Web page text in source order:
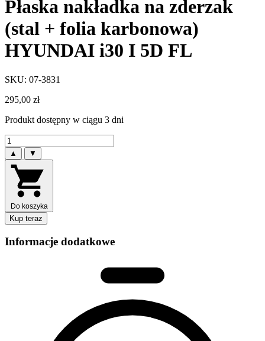
Płaska nakładka na zderzak
(stal + folia karbonowa)
HYUNDAI i30 I 5D FL
SKU: 07-3831
295,00 zł
Produkt dostępny w ciągu 3 dni
▲ ▼
Do koszyka
Kup teraz
Informacje dodatkowe